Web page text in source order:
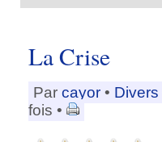
La Crise
Par cayor • Divers
fois •